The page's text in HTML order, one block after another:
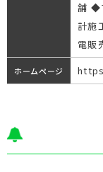
舗 ◆
計施
電販
ホームページ